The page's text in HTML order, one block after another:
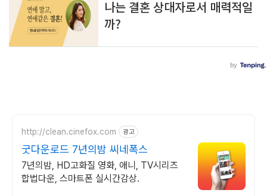
http://clean.cinefox.com 광고
굿다운로드 7년의밤 씨네폭스
7년의밤, HD고화질 영화, 애니, TV시리즈
합법다운, 스마트폰 실시간감상.